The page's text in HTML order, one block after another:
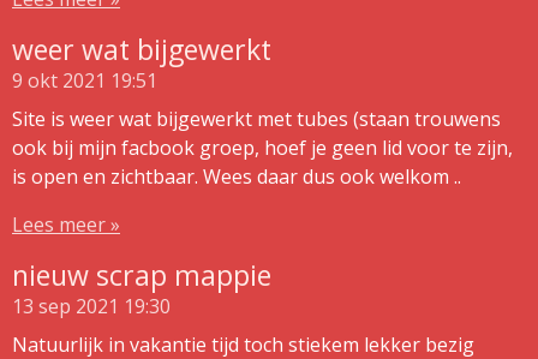
weer wat bijgewerkt
9 okt 2021 19:51
Site is weer wat bijgewerkt met tubes (staan trouwens
ook bij mijn facbook groep, hoef je geen lid voor te zijn,
is open en zichtbaar. Wees daar dus ook welkom ..
Lees meer »
nieuw scrap mappie
13 sep 2021 19:30
Natuurlijk in vakantie tijd toch stiekem lekker bezig